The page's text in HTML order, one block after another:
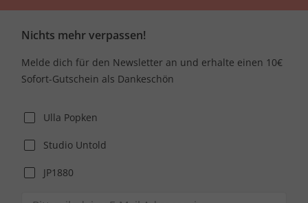
Nichts mehr verpassen!
Melde dich für den Newsletter an und erhalte einen 10€
Sofort-Gutschein als Dankeschön
Ulla Popken
Studio Untold
JP1880